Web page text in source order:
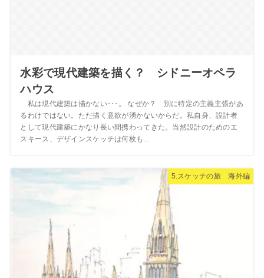
水彩で現代建築を描く？ シドニーオペラ
ハウス
私は現代建築は描かない･･･。 なぜか？ 別に特定の主義主張があ
るわけではない。ただ描く意欲が湧かないからだ。私自身、設計者
として現代建築にかなり長い間携わってきた。当然設計のためのエ
スキース、デザインスケッチは何枚も...
5.スケッチの旅 海外編